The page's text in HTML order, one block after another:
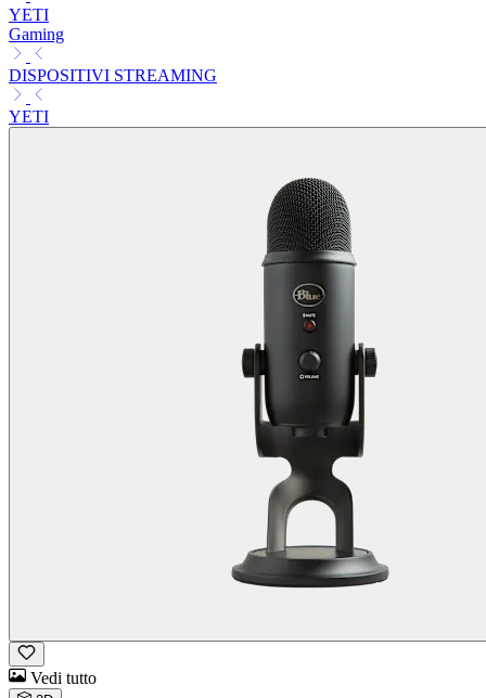
YETI
Gaming
DISPOSITIVI STREAMING
YETI
Vedi tutto